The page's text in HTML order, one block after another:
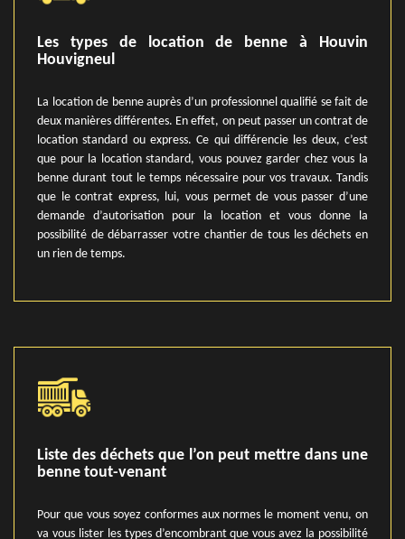
Les types de location de benne à Houvin
Houvigneul
La location de benne auprès d’un professionnel qualifié se fait de
deux manières différentes. En effet, on peut passer un contrat de
location standard ou express. Ce qui différencie les deux, c’est
que pour la location standard, vous pouvez garder chez vous la
benne durant tout le temps nécessaire pour vos travaux. Tandis
que le contrat express, lui, vous permet de vous passer d’une
demande d’autorisation pour la location et vous donne la
possibilité de débarrasser votre chantier de tous les déchets en
un rien de temps.
Liste des déchets que l’on peut mettre dans une
benne tout-venant
Pour que vous soyez conformes aux normes le moment venu, on
va vous lister les types d’encombrant que vous avez la possibilité